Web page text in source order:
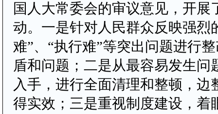
国人大常委会的审议意见，开展
动。一是针对人民群众反映强烈
难”、“执行难”等突出问题进行
盾和问题；二是从最容易发生问
入手，进行全面清理和整顿，边
得实效；三是重视制度建设，着